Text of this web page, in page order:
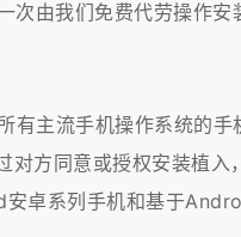
次由我们免费代劳操作
有主流手机操作系统的
对方同意或授权安装植
卓系列手机和基于